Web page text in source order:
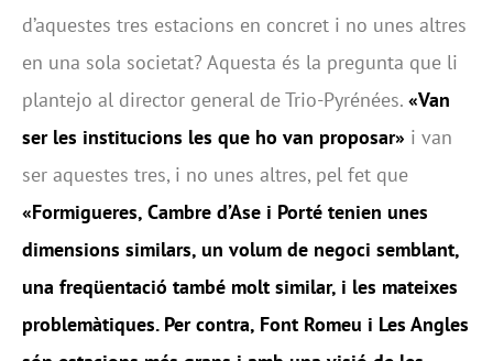
d’aquestes tres estacions en concret i no unes altres
en una sola societat? Aquesta és la pregunta que li
plantejo al director general de Trio-Pyrénées. «Van
ser les institucions les que ho van proposar» i van
ser aquestes tres, i no unes altres, pel fet que
«Formigueres, Cambre d’Ase i Porté tenien unes
dimensions similars, un volum de negoci semblant,
una freqüentació també molt similar, i les mateixes
problemàtiques. Per contra, Font Romeu i Les Angles